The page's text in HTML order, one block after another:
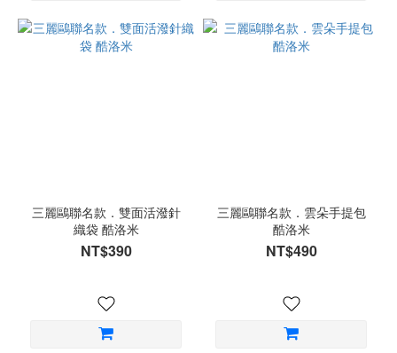
三麗鷗聯名款．雙面活潑針
織袋 酷洛米
NT$390
三麗鷗聯名款．雲朵手提包
酷洛米
NT$490